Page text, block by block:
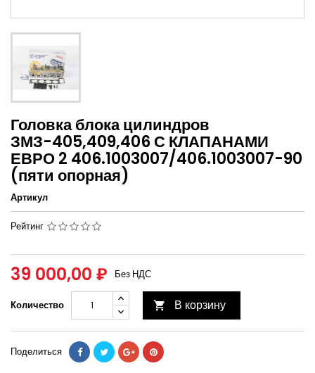
Головка блока цилиндров
ЗМЗ-405,409,406 С КЛАПАНАМИ
ЕВРО 2 406.1003007/406.1003007-90
(пяти опорная)
Артикул
Рейтинг
39 000,00 ₽ Без НДС
Количество  В корзину
Поделиться